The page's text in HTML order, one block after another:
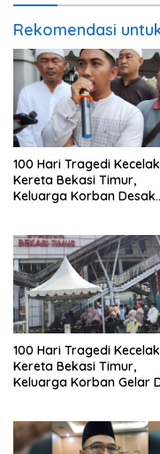
Rekomendasi
100 Hari Tragedi
Kereta Bekasi Timur,
Keluarga Korban Desak
100 Hari Tragedi
Kereta Bekasi Timur,
Keluarga Korban Gelar